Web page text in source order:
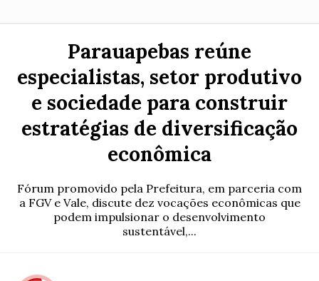
Parauapebas reúne
especialistas, setor produtivo
e sociedade para construir
estratégias de diversificação
econômica
Fórum promovido pela Prefeitura, em parceria com
a FGV e Vale, discute dez vocações econômicas que
podem impulsionar o desenvolvimento
sustentável,...